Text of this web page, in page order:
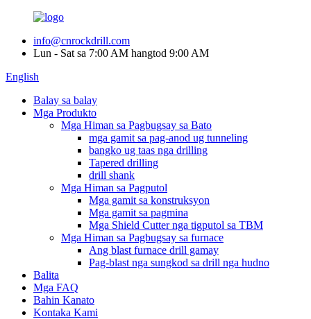
info@cnrockdrill.com
Lun - Sat sa 7:00 AM hangtod 9:00 AM
English
Balay sa balay
Mga Produkto
Mga Himan sa Pagbugsay sa Bato
mga gamit sa pag-anod ug tunneling
bangko ug taas nga drilling
Tapered drilling
drill shank
Mga Himan sa Pagputol
Mga gamit sa konstruksyon
Mga gamit sa pagmina
Mga Shield Cutter nga tigputol sa TBM
Mga Himan sa Pagbugsay sa furnace
Ang blast furnace drill gamay
Pag-blast nga sungkod sa drill nga hudno
Balita
Mga FAQ
Bahin Kanato
Kontaka Kami